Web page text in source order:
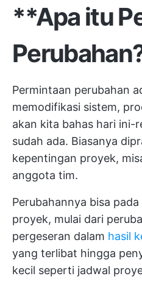
**Apa itu
Permintaan perubahan
memodifikasi sistem,
akan kita bahas hari ini-
sudah ada. Biasanya
kepentingan proyek,
anggota tim.
Perubahannya bisa
proyek, mulai dari
pergeseran dalam hasil
yang terlibat hingga
kecil seperti jadwal